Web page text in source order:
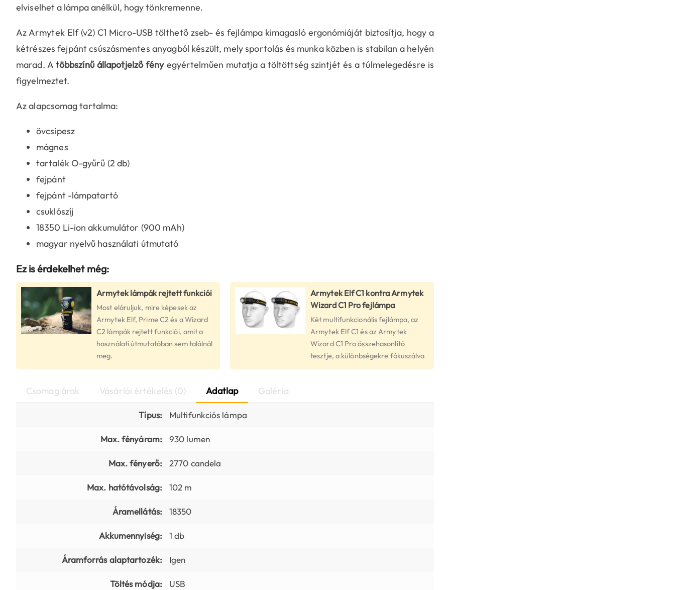
elviselhet a lámpa anélkül, hogy tönkremenne.
Az Armytek Elf (v2) C1 Micro-USB tölthető zseb- és fejlámpa kimagasló ergonómiáját biztosítja, hogy a
kétrészes fejpánt csúszásmentes anyagból készült, mely sportolás és munka közben is stabilan a helyén
marad. A többszínű állapotjelző fényegyértelműen mutatja a töltöttség szintjét és a túlmelegedésre is
figyelmeztet.
Az alapcsomag tartalma:
övcsipesz
mágnes
tartalék O-gyűrű (2 db)
fejpánt
fejpánt -lámpatartó
csuklószíj
18350 Li-ion akkumulátor (900 mAh)
magyar nyelvű használati útmutató
Ez is érdekelhet még:
Armytek lámpák rejtett funkciói
Most eláruljuk, mire képesek az
Armytek Elf, Prime C2 és a Wizard
C2 lámpák rejtett funkciói, amit a
használati útmutatóban sem találnál
meg.
Armytek Elf C1 kontra Armytek
Wizard C1 Pro fejlámpa
Két multifunkcionális fejlámpa, az
Armytek Elf C1 és az Armytek
Wizard C1 Pro összehasonlító
tesztje, a különbségekre fókuszálva
Csomag árak Vásárlói értékelés (0) Adatlap Galéria
Típus: Multifunkciós lámpa
Max. fényáram: 930 lumen
Max. fényerő: 2770 candela
Max. hatótávolság: 102 m
Áramellátás: 18350
Akkumennyiség: 1 db
Áramforrás alaptartozék: Igen
Töltés módja: USB